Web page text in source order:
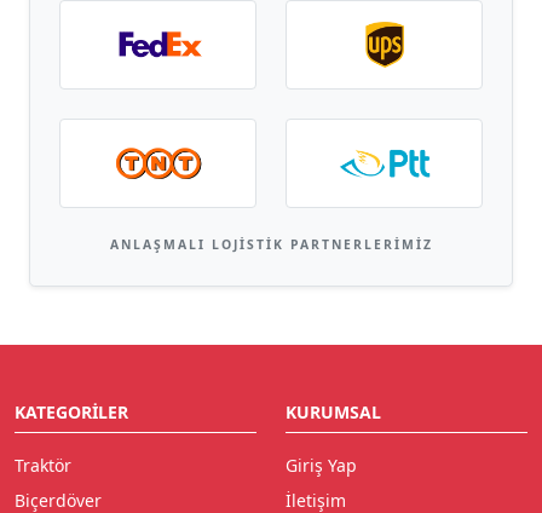
ANLAŞMALI LOJISTIK PARTNERLERIMIZ
KATEGORILER
Traktör
Biçerdöver
KURUMSAL
Giriş Yap
İletişim